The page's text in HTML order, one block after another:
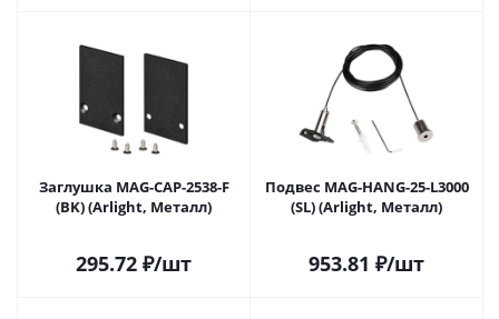
Заглушка MAG-CAP-2538-F
(BK) (Arlight, Металл)
295.72 ₽/шт
Подвес MAG-HANG-25-L3000
(SL) (Arlight, Металл)
953.81 ₽/шт